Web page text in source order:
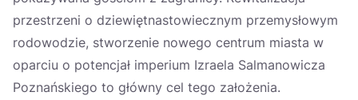
przestrzeni o dziewiętnastowiecznym przemysłowym
rodowodzie, stworzenie nowego centrum miasta w
oparciu o potencjał imperium Izraela Salmanowicza
Poznańskiego to główny cel tego założenia.